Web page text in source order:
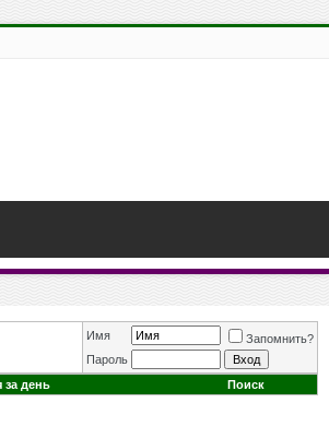
Имя
Запомнить?
Пароль
день Поиск